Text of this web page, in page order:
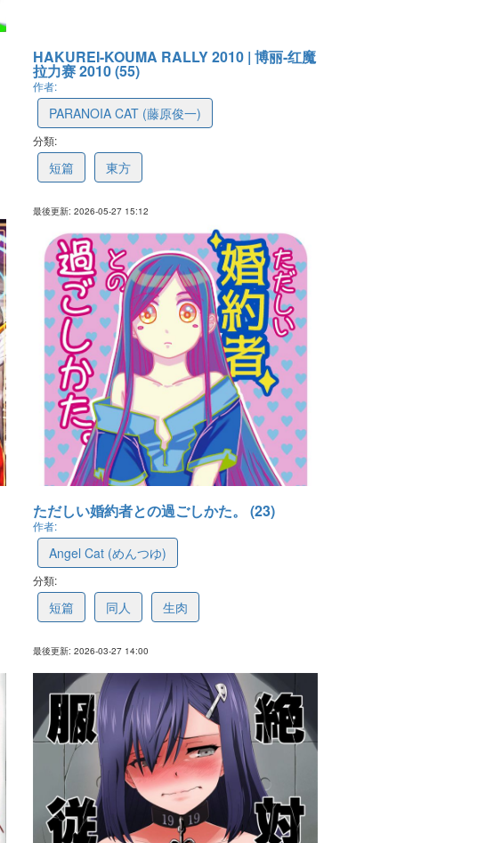
HAKUREI-KOUMA RALLY 2010 | 博丽-红魔
拉力赛 2010 (55)
作者:
PARANOIA CAT (藤原俊一)
分類:
短篇 東方
最後更新: 2026-05-27 15:12
ただしい婚約者との過ごしかた。 (23)
作者:
Angel Cat (めんつゆ)
分類:
短篇 同人 生肉
最後更新: 2026-03-27 14:00